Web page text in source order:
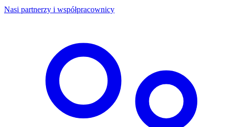
Nasi partnerzy i współpracownicy